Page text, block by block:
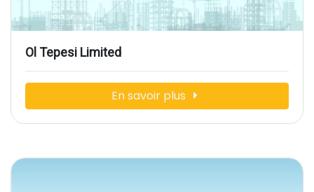
Ol Tepesi Limited
En savoir plus